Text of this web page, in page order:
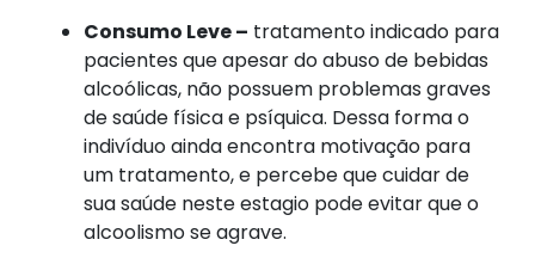
Consumo Leve – tratamento indicado para
pacientes que apesar do abuso de bebidas
alcoólicas, não possuem problemas graves
de saúde física e psíquica. Dessa forma o
indivíduo ainda encontra motivação para
um tratamento, e percebe que cuidar de
sua saúde neste estagio pode evitar que o
alcoolismo se agrave.